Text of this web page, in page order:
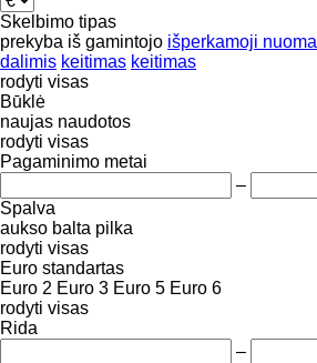
Skelbimo tipas
prekyba iš gamintojo išperkamoji nuoma
dalimis keitimas keitimas
rodyti visas
Būklė
naujas naudotos
rodyti visas
Pagaminimo metai
–
Spalva
aukso balta pilka
rodyti visas
Euro standartas
Euro 2 Euro 3 Euro 5 Euro 6
rodyti visas
Rida
–